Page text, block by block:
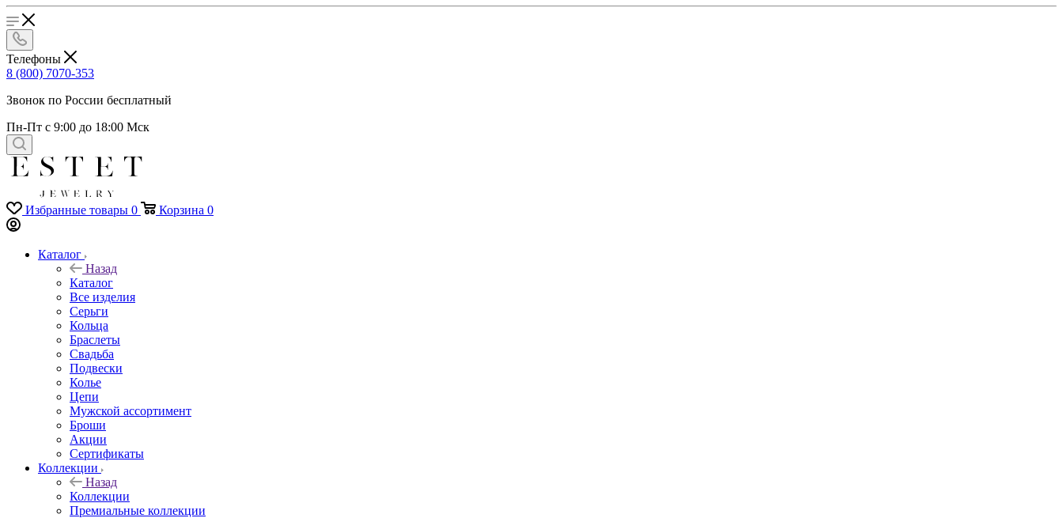
Телефоны
8 (800) 7070-353
Звонок по России бесплатный
Пн-Пт с 9:00 до 18:00 Мск
Избранные товары 0 Корзина 0
Каталог
Назад
Каталог
Все изделия
Серьги
Кольца
Браслеты
Свадьба
Подвески
Колье
Цепи
Мужской ассортимент
Броши
Акции
Сертификаты
Коллекции
Назад
Коллекции
Премиальные коллекции